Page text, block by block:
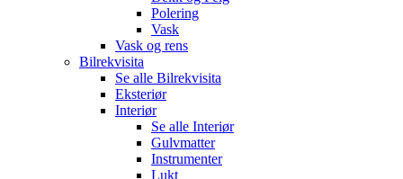
Polering
Vask
Vask og rens
Bilrekvisita
Se alle Bilrekvisita
Eksteriør
Interiør
Se alle Interiør
Gulvmatter
Instrumenter
Lukt